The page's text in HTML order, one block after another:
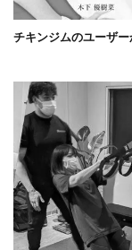
チキンジムのユーザ